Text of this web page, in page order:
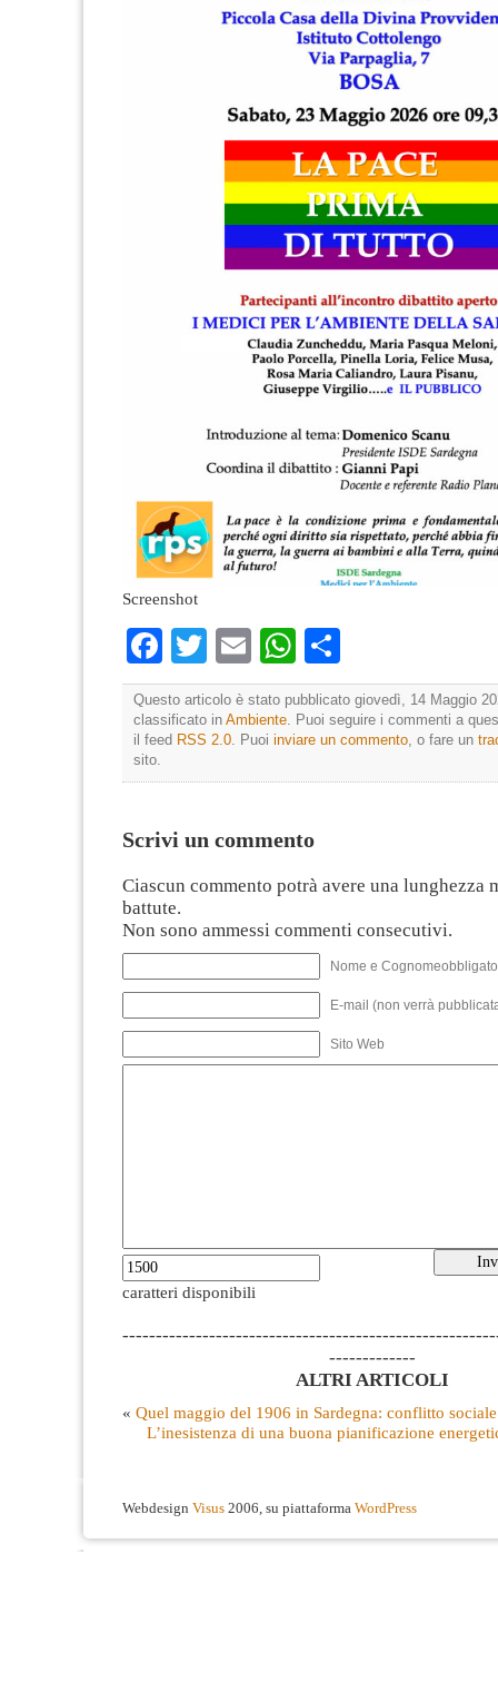
Screenshot
Facebook
TwitterEmailWhatsApp
Questo articolo è stato pubblicato giovedì, 14 Maggio
classificato in Ambiente . Puoi seguire i commenti a
il feed RSS 2.0 . Puoi inviare un commento , o fare un
sito.
Scrivi un commento
Ciascun commento potrà avere una lunghezza
battute.
Non sono ammessi commenti consecutivi.
Nome e
E-mail (non verrà
Sito Web
caratteri disponibili
-------------
ALTRI ARTICOLI
« Quel maggio del 1906 in Sardegna: conflitto
L’inesistenza di una buona pianificazione
Webdesign Visus 2006, su piattaforma WordPress